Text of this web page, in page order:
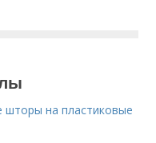
шторы на пластиковые